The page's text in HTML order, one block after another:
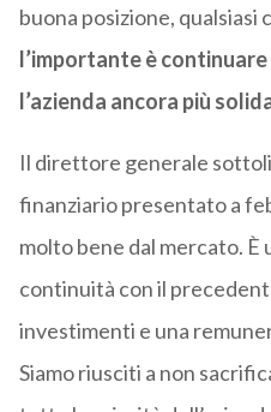
buona posizione, qualsiasi
l’importante è
l’azienda ancora più
Il direttore generale
finanziario presentato a
molto bene dal mercato. È
continuità con il
investimenti e una
Siamo riusciti a non